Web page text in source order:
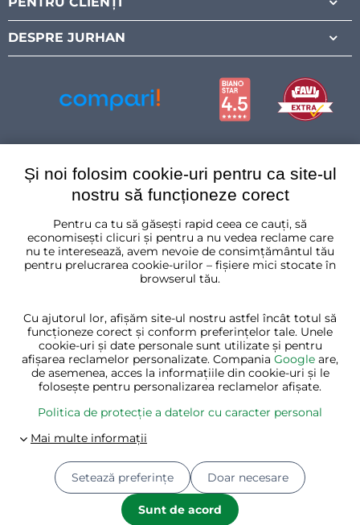
DESPRE JURHAN
România
© 2026 Jurhan.ro 💚 | Toate drepturile rezervate
Preferințe de confidențialitate
Politica de protecție a datelor cu caracter personal
Și noi folosim cookie-uri pentru ca site-ul
nostru să funcționeze corect
Pentru ca tu să găsești rapid ceea ce cauți, să
economisești clicuri și pentru a nu vedea reclame care
nu te interesează, avem nevoie de consimțământul tău
pentru prelucrarea cookie-urilor – fișiere mici stocate în
browserul tău.
Cu ajutorul lor, afișăm site-ul nostru astfel încât totul să
funcționeze corect și conform preferințelor tale. Unele
cookie-uri și date personale sunt utilizate și pentru
afișarea reclamelor personalizate. Compania Google are,
de asemenea, acces la informațiile din cookie-uri și le
folosește pentru personalizarea reclamelor afișate.
Politica de protecție a datelor cu caracter personal
Setează preferințe
Sunt de acord
Doar necesare